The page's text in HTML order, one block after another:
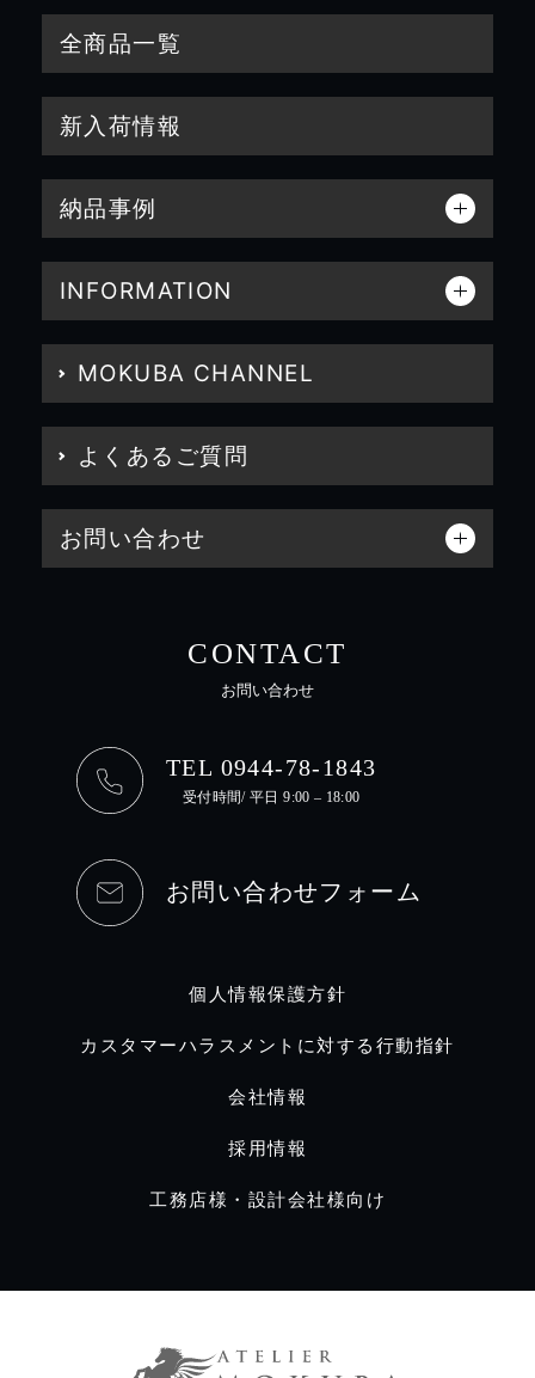
全商品一覧
新入荷情報
納品事例
INFORMATION
MOKUBA CHANNEL
よくあるご質問
お問い合わせ
CONTACT
お問い合わせ
TEL 0944-78-1843
受付時間/ 平日 9:00 – 18:00
お問い合わせフォーム
個人情報保護方針
カスタマーハラスメントに対する行動指針
会社情報
採用情報
工務店様・設計会社様向け